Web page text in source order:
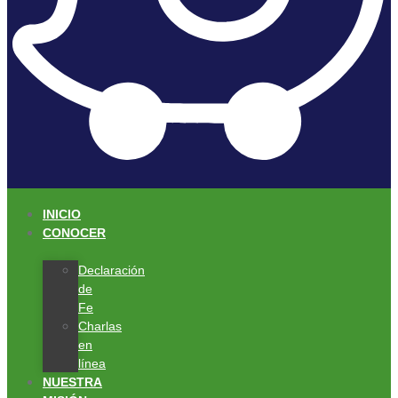
INICIO
CONOCER
Declaración
de
Fe
Charlas
en
línea
NUESTRA